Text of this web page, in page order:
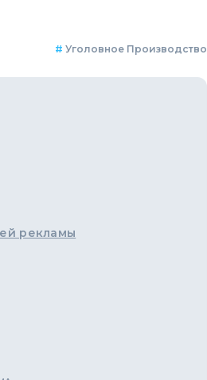
# Уголовное Производство
рекламы